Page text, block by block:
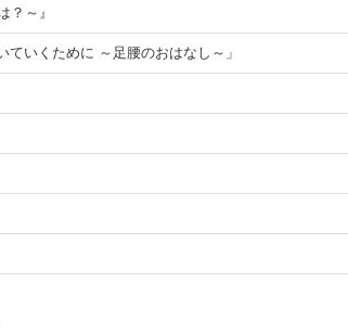
？～』
ていくために ～足腰のおはなし～」